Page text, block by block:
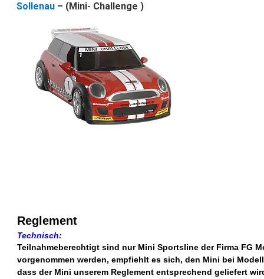
Sollenau – (Mini- Challenge )
Reglement
Technisch:
Teilnahmeberechtigt sind nur Mini Sportsline der Firma FG
vorgenommen werden, empfiehlt es sich, den Mini bei
dass der Mini unserem Reglement entsprechend geliefert